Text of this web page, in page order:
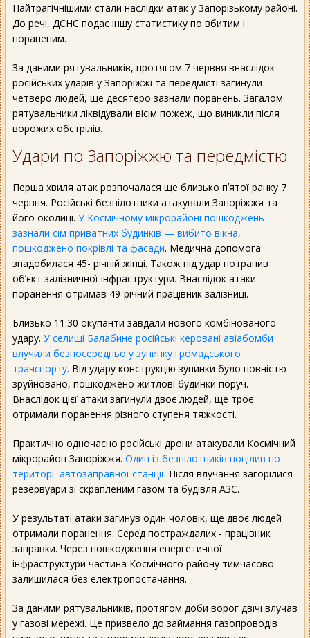
Найтрагічнішими стали наслідки атак у Запорізькому районі.
До речі, ДСНС подає іншу статистику по вбитим і
пораненим.
За даними рятувальників, протягом 7 червня внаслідок
російських ударів у Запоріжжі та передмісті загинули
четверо людей, ще десятеро зазнали поранень. Загалом
рятувальники ліквідували вісім пожеж, що виникли після
ворожих обстрілів.
Удари по Запоріжжю та передмістю
Перша хвиля атак розпочалася ще близько пʼятої ранку 7
червня. Російські безпілотники атакували Запоріжжя та
його околиці. У Космічному мікрорайоні пошкоджень
зазнали сім приватних будинків — вибито вікна,
пошкоджено покрівлі та фасади. Медична допомога
знадобилася 45- річній жінці. Також під удар потрапив
обʼєкт залізничної інфраструктури. Внаслідок атаки
поранення отримав 49-річний працівник залізниці.
Близько 11:30 окупанти завдали нового комбінованого
удару. У селищі Балабине російські керовані авіабомби
влучили безпосередньо у зупинку громадського
транспорту. Від удару конструкцію зупинки було повністю
зруйновано, пошкоджено житлові будинки поруч.
Внаслідок цієї атаки загинули двоє людей, ще троє
отримали поранення різного ступеня тяжкості.
Практично одночасно російські дрони атакували Космічний
мікрорайон Запоріжжя. Один із безпілотників поцілив по
території автозаправної станції. Після влучання загорілися
резервуари зі скрапленим газом та будівля АЗС.
У результаті атаки загинув один чоловік, ще двоє людей
отримали поранення. Серед постраждалих - працівник
заправки. Через пошкодження енергетичної
інфраструктури частина Космічного району тимчасово
залишилася без електропостачання.
За даними рятувальників, протягом доби ворог двічі влучав
у газові мережі. Це призвело до займання газопроводів